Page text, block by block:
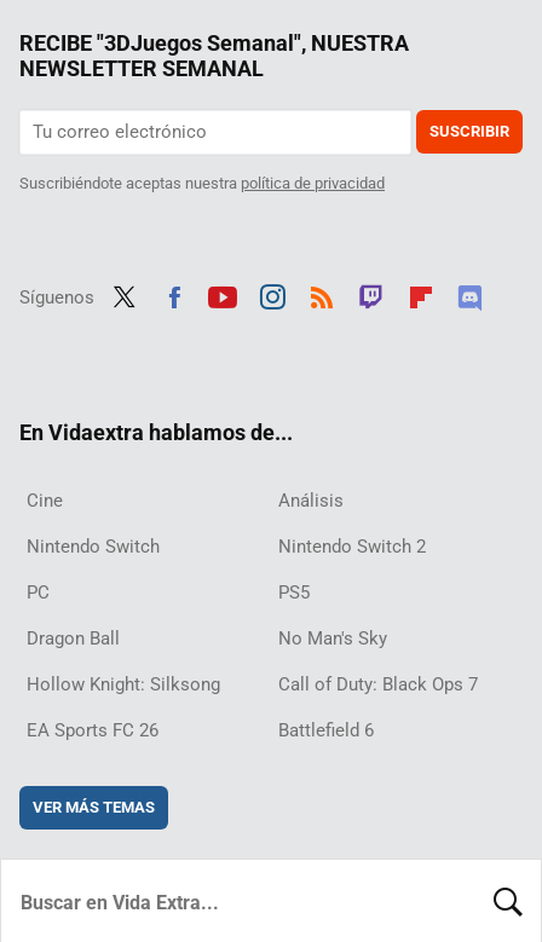
RECIBE "3DJuegos Semanal", NUESTRA
NEWSLETTER SEMANAL
SUSCRIBIR
Suscribiéndote aceptas nuestra política de privacidad
Síguenos
En Vidaextra hablamos de...
Cine Análisis
Nintendo Switch Nintendo Switch 2
PC PS5
Dragon Ball No Man's Sky
Hollow Knight: Silksong Call of Duty: Black Ops 7
EA Sports FC 26 Battlefield 6
VER MÁS TEMAS